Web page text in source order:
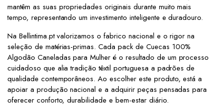
mantêm as suas propriedades originais durante muito mais
tempo, representando um investimento inteligente e duradouro.
Na Bellintima.pt valorizamos o fabrico nacional e o rigor na
seleção de matérias-primas. Cada pack de Cuecas 100%
Algodão Caneladas para Mulher é o resultado de um processo
cuidadoso que alia tradição têxtil portuguesa a padrões de
qualidade contemporâneos. Ao escolher este produto, está a
apoiar a produção nacional e a adquirir peças pensadas para
oferecer conforto, durabilidade e bem-estar diário.